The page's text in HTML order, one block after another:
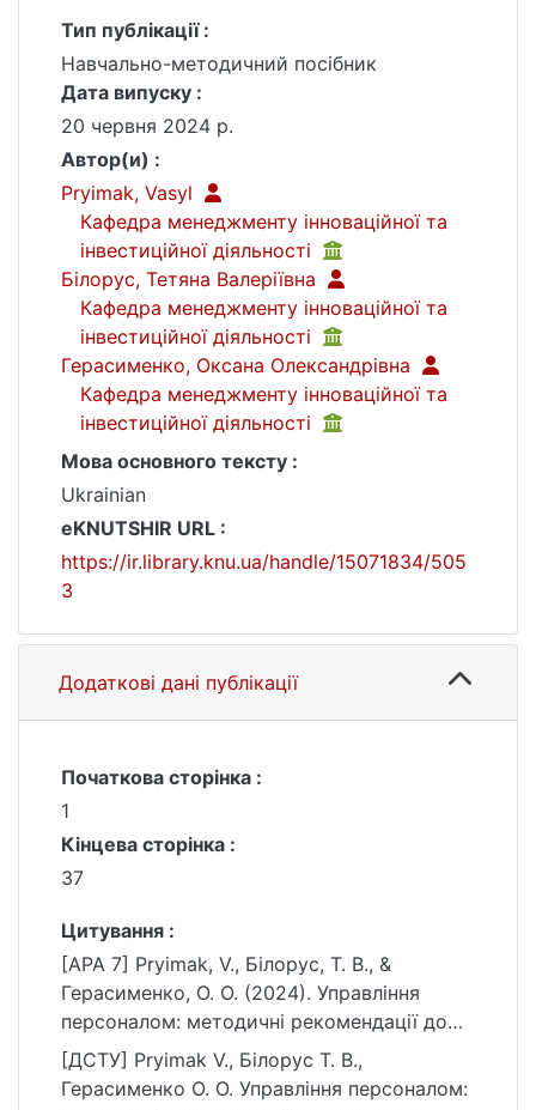
Тип публікації :
Навчально-методичний посібник
Дата випуску :
20 червня 2024 р.
Автор(и) :
Pryimak, Vasyl
Кафедра менеджменту інноваційної та
інвестиційної діяльності
Білорус, Тетяна Валеріївна
Кафедра менеджменту інноваційної та
інвестиційної діяльності
Герасименко, Оксана Олександрівна
Кафедра менеджменту інноваційної та
інвестиційної діяльності
Мова основного тексту :
Ukrainian
eKNUTSHIR URL :
https://ir.library.knu.ua/handle/15071834/505
3
Додаткові дані публікації
Початкова сторінка :
1
Кінцева сторінка :
37
Цитування :
[APA 7] Pryimak, V., Білорус, Т. В., &
Герасименко, О. О. (2024). Управління
персоналом: методичні рекомендації до
виконання, оформлення і захисту курсової
роботи. Київський національний
[ДСТУ] Pryimak V., Білорус Т. В.,
Герасименко О. О. Управління персоналом: